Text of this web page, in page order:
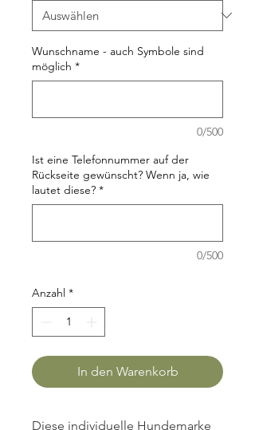
Wunschname - auch Symbole sind
möglich *
0/500
Ist eine Telefonnummer auf der
Rückseite gewünscht? Wenn ja, wie
lautet diese? *
0/500
Anzahl *
In den Warenkorb
Diese individuelle Hundemarke